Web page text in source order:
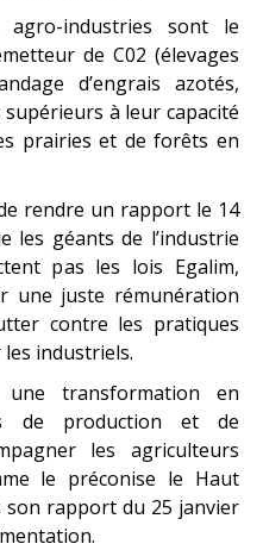
industries sont le
de C02 (élevages
d’engrais azotés,
à leur capacité
prairies et de forêts en
rendre un rapport le 14
les géants de l’industrie
pas les lois Egalim,
une juste rémunération
contre les pratiques
industriels.
transformation en
de production et de
les agriculteurs
le préconise le Haut
son rapport du 25 janvier